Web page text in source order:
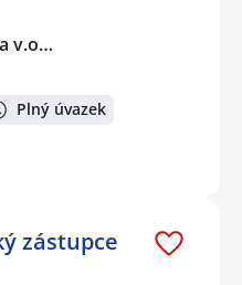
v.o…
Plný úvazek
zástupce